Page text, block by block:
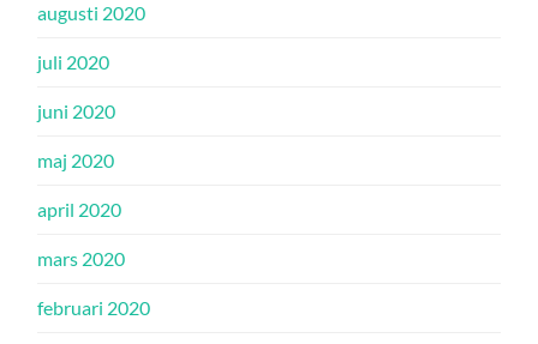
augusti 2020
juli 2020
juni 2020
maj 2020
april 2020
mars 2020
februari 2020